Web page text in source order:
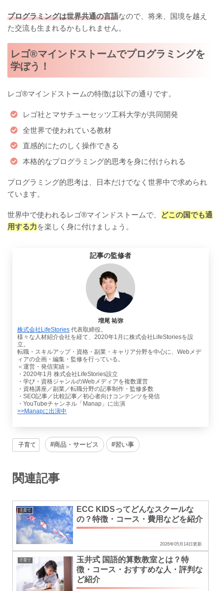
プログラミングは世界共通の言語なので、将来、国境を越え
た交流も生まれるかもしれません。
レゴ®マインドストームでプログラミングを
学ぼう！
レゴ®マインドストームの特徴は以下の通りです。
レゴ社とマサチューセッツ工科大学が共同開発
全世界で使われている教材
直感的にたのしく操作できる
本格的なプログラミング的思考を身に付けられる
プログラミング的思考は、日本だけでなく世界中で求められ
ています。
世界中で使われるレゴ®マインドストームで、
どこの国でも通
用する力を楽しく身に付けましょう。
記事の監修者
増尾 祐弥
株式会社LifeStories 代表取締役。
様々な人材紹介会社を経て、2020年1月に株式会社LifeStoriesを設
立。
転職・スキルアップ・資格・副業・キャリア分野を中心に、Webメデ
ィアの企画・編集・監修を行っている。
＜運営・発信実績＞
・2020年1月 株式会社LifeStories設立
・学び・資格ジャンルのWebメディアを複数運営
・資格講座／副業／転職分野の記事制作・監修多数
・SEO記事／比較記事／初心者向けコンテンツを発信
・YouTubeチャンネル「Manap」に出演
>>Manapに出演中
子育て 商品・サービス 習い事
関連記事
子育て
ECC KIDSってどんなスクールな
の？特徴・コース・費用などを紹介
2026年05月14日更新
子育て
玉井式 国語的算数教室とは？特
徴・コース・おすすめな人・評判な
ど紹介